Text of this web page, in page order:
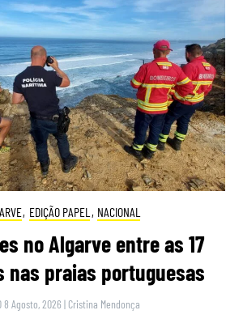
, EDIÇÃO PAPEL , NACIONAL
no Algarve entre as 17
nas praias portuguesas
8 Agosto, 2026 | Cristina Mendonça